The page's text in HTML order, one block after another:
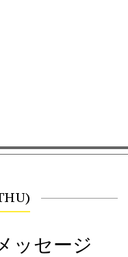
ッセージ